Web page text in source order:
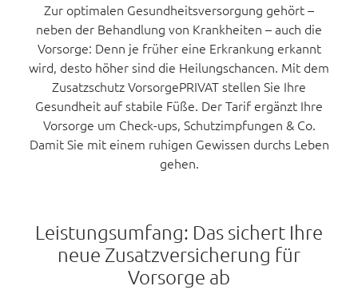
Zur optimalen Gesundheitsversorgung gehört –
neben der Behandlung von Krankheiten – auch die
Vorsorge: Denn je früher eine Erkrankung erkannt
wird, desto höher sind die Heilungschancen. Mit dem
Zusatzschutz VorsorgePRIVAT stellen Sie Ihre
Gesundheit auf stabile Füße. Der Tarif ergänzt Ihre
Vorsorge um Check-ups, Schutzimpfungen & Co.
Damit Sie mit einem ruhigen Gewissen durchs Leben
gehen.
Leistungsumfang: Das sichert Ihre
neue Zusatzversicherung für
Vorsorge ab